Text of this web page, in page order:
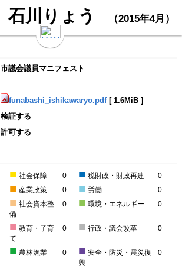
石川りょう （2015年4月）
市議会議員マニフェスト
funabashi_ishikawaryo.pdf[ 1.6MiB]
検証する
許可する
■ 社会保障 0 ■ 税財政・財政再建 0
■ 産業政策 0 ■ 労働 0
■ 社会資本整
備
0 ■ 環境・エネルギー 0
■ 教育・子育
て
0 ■ 行政・議会改革 0
■ 農林漁業 0 ■ 安全・防災・震災復
興
0